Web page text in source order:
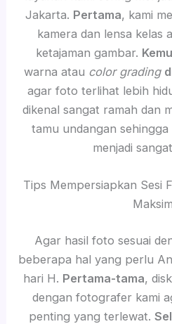
Jakarta. Pertama, kami
kamera dan lensa kelas
ketajaman gambar.
warna atau color grading
agar foto terlihat lebih
dikenal sangat ramah dan
tamu undangan
menjadi
Tips Mempersiapkan Sesi
Agar hasil foto sesuai
beberapa hal yang perlu
hari H. Pertama-tama,
dengan fotografer kami
penting yang terlewat.